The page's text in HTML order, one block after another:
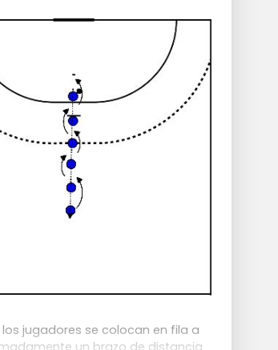
jugadores se colocan en fila a
un brazo de distancia